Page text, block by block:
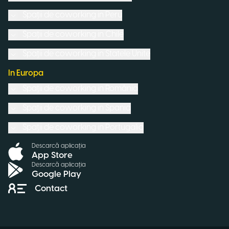
In Europa
Descarcă aplicația
App Store
Descarcă aplicația
Google Play
Contact